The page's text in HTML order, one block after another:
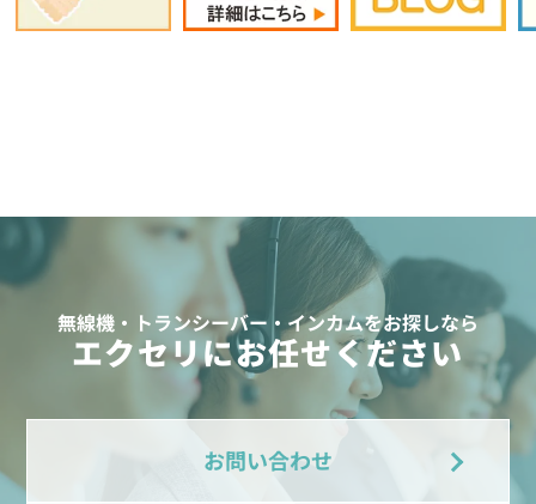
無線機・トランシーバー・インカムをお探しなら
エクセリにお任せください
お問い合わせ